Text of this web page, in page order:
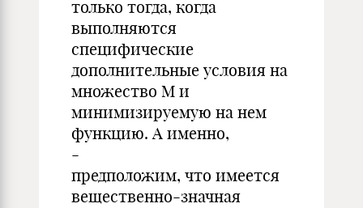
только тогда, когда
выполняются
специфические
дополнительные условия на
множество M и
минимизируемую на нем
функцию. А именно,
-
предположим, что имеется
вещественно-значная